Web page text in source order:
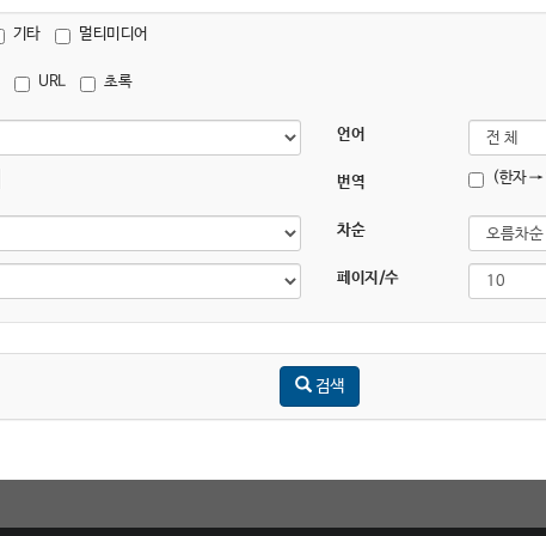
기타 멀티미디어
URL 초록
언어
번역 (한자 →
차순
페이지/수
검색